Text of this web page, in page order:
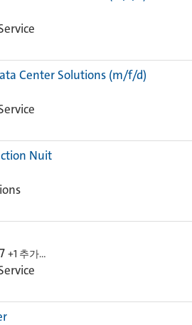
Center Solutions (m/f/d)
Nuit
+1 추가…